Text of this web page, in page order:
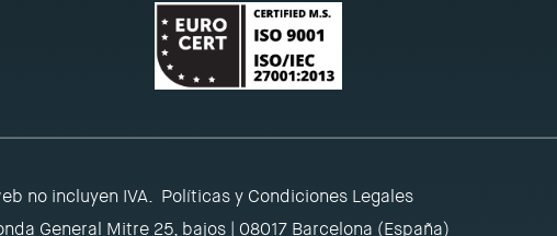
no incluyen IVA. Políticas y Condiciones Legales
General Mitre 25, bajos | 08017 Barcelona (España)